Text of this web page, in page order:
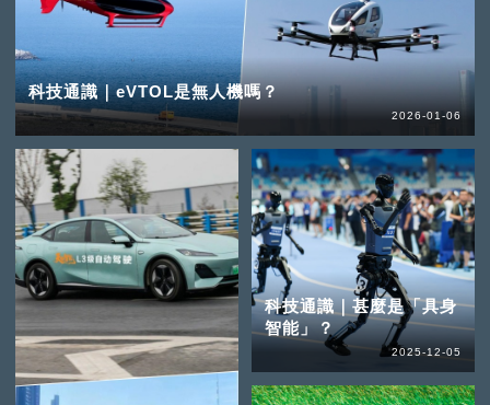
科技通識｜eVTOL是無人機嗎？
2026-01-06
科技通識｜甚麼是「具身
智能」？
2025-12-05